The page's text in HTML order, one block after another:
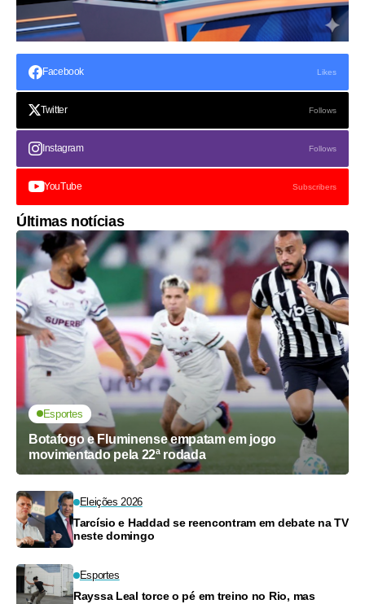
Facebook Likes
Twitter Follows
Instagram Follows
YouTube Subscribers
Últimas notícias
Esportes
Botafogo e Fluminense empatam em jogo
movimentado pela 22ª rodada
Eleições 2026
Tarcísio e Haddad se reencontram em debate na TV
neste domingo
Esportes
Rayssa Leal torce o pé em treino no Rio, mas